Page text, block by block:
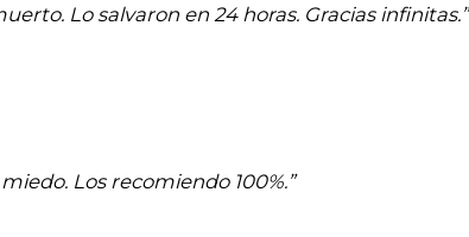
Lo salvaron en 24 horas. Gracias infinitas.”
Los recomiendo 100%.”